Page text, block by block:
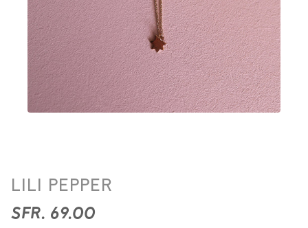
HALSKETTE TALISMAN
LILI PEPPER
SFR. 69.00